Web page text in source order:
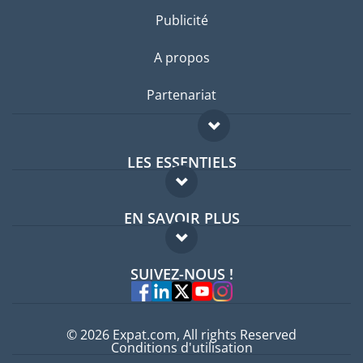
Publicité
A propos
Partenariat
LES ESSENTIELS
Forum expatriés
Guides pays
EN SAVOIR PLUS
FAQ
Experts
SUIVEZ-NOUS !
© 2026 Expat.com, All rights Reserved
Conditions d'utilisation